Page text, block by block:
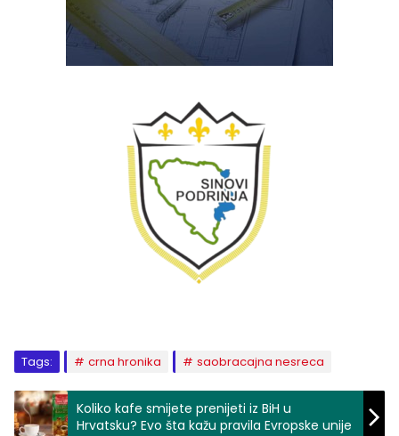
Tags: crna hronika saobracajna nesreca
Koliko kafe smijete prenijeti iz BiH u
Hrvatsku? Evo šta kažu pravila Evropske unije